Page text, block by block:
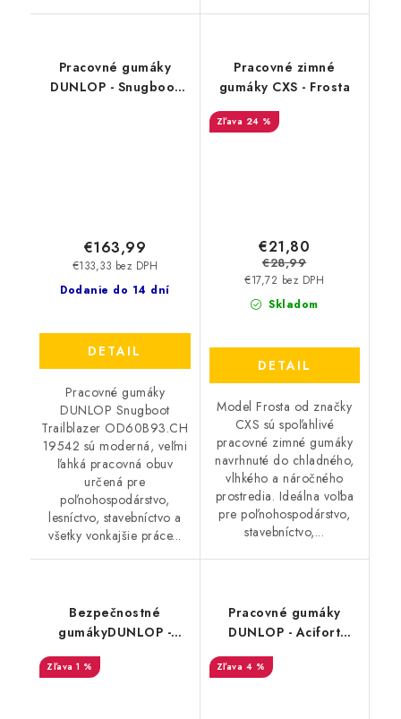
Pracovné gumáky
DUNLOP - Snugboot
Dodanie do 14 dní
€133,33 bez DPH
€163,99
DETAIL
Pracovné gumáky
DUNLOP Snugboot
Trailblazer OD60B93.CH
19542 sú moderná, veľmi
ľahká pracovná obuv
určená pre
poľnohospodárstvo,
lesníctvo, stavebníctvo a
všetky vonkajšie práce...
Pracovné zimné
gumáky CXS - Frosta
24 %
Skladom
€17,72 bez DPH
€21,80
€28,99
DETAIL
Model Frosta od značky
CXS sú spoľahlivé
pracovné zimné gumáky
navrhnuté do chladného,
vlhkého a náročného
prostredia. Ideálna voľba
pre poľnohospodárstvo,
stavebníctvo,...
Bezpečnostné
gumákyDUNLOP -
Rugged S5
C762043.CH 45504
1 %
Pracovné gumáky
DUNLOP - Acifort
Tricolour O4 19521
4 %